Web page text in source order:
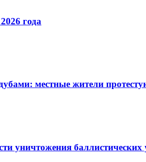
года
местные жители
уничтожения баллистических